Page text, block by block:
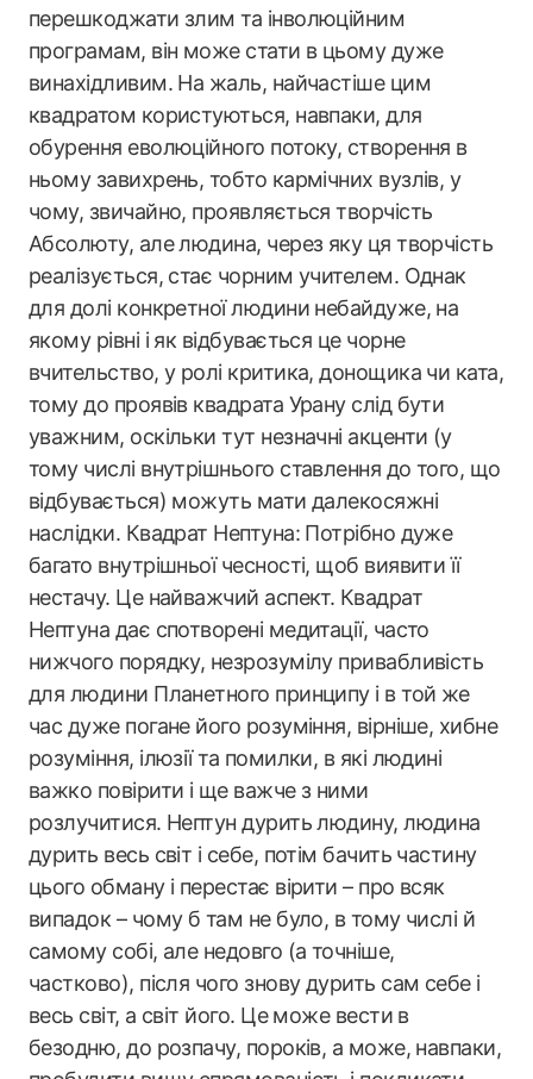
перешкоджати злим та інволюційним
програмам, він може стати в цьому дуже
винахідливим. На жаль, найчастіше цим
квадратом користуються, навпаки, для
обурення еволюційного потоку, створення в
ньому завихрень, тобто кармічних вузлів, у
чому, звичайно, проявляється творчість
Абсолюту, але людина, через яку ця творчість
реалізується, стає чорним учителем. Однак
для долі конкретної людини небайдуже, на
якому рівні і як відбувається це чорне
вчительство, у ролі критика, донощика чи ката,
тому до проявів квадрата Урану слід бути
уважним, оскільки тут незначні акценти (у
тому числі внутрішнього ставлення до того, що
відбувається) можуть мати далекосяжні
наслідки. Квадрат Нептуна: Потрібно дуже
багато внутрішньої чесності, щоб виявити її
нестачу. Це найважчий аспект. Квадрат
Нептуна дає спотворені медитації, часто
нижчого порядку, незрозумілу привабливість
для людини Планетного принципу і в той же
час дуже погане його розуміння, вірніше, хибне
розуміння, ілюзії та помилки, в які людині
важко повірити і ще важче з ними
розлучитися. Нептун дурить людину, людина
дурить весь світ і себе, потім бачить частину
цього обману і перестає вірити – про всяк
випадок – чому б там не було, в тому числі й
самому собі, але недовго (а точніше,
частково), після чого знову дурить сам себе і
весь світ, а світ його. Це може вести в
безодню, до розпачу, пороків, а може, навпаки,